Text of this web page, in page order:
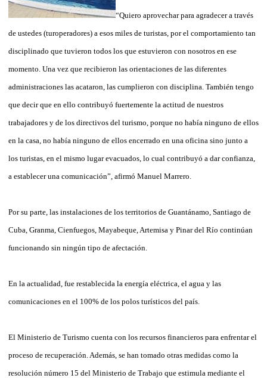
“Quiero aprovechar para agradecer a través
de ustedes (turoperadores) a esos miles de turistas, por el comportamiento tan
disciplinado que tuvieron todos los que estuvieron con nosotros en ese
momento. Una vez que recibieron las orientaciones de las diferentes
administraciones las acataron, las cumplieron con disciplina. También tengo
que decir que en ello contribuyó fuertemente la actitud de nuestros
trabajadores y de los directivos del turismo, porque no había ninguno de ellos
en la casa, no había ninguno de ellos encerrado en una oficina sino junto a
los turistas, en el mismo lugar evacuados, lo cual contribuyó a dar confianza,
a establecer una comunicación”, afirmó Manuel Marrero.
Por su parte, las instalaciones de los territorios de Guantánamo, Santiago de
Cuba, Granma, Cienfuegos, Mayabeque, Artemisa y Pinar del Río continúan
funcionando sin ningún tipo de afectación.
En la actualidad, fue restablecida la energía eléctrica, el agua y las
comunicaciones en el 100% de los polos turísticos del país.
El Ministerio de Turismo cuenta con los recursos financieros para enfrentar el
proceso de recuperación. Además, se han tomado otras medidas como la
resolución número 15 del Ministerio de Trabajo que estimula mediante el